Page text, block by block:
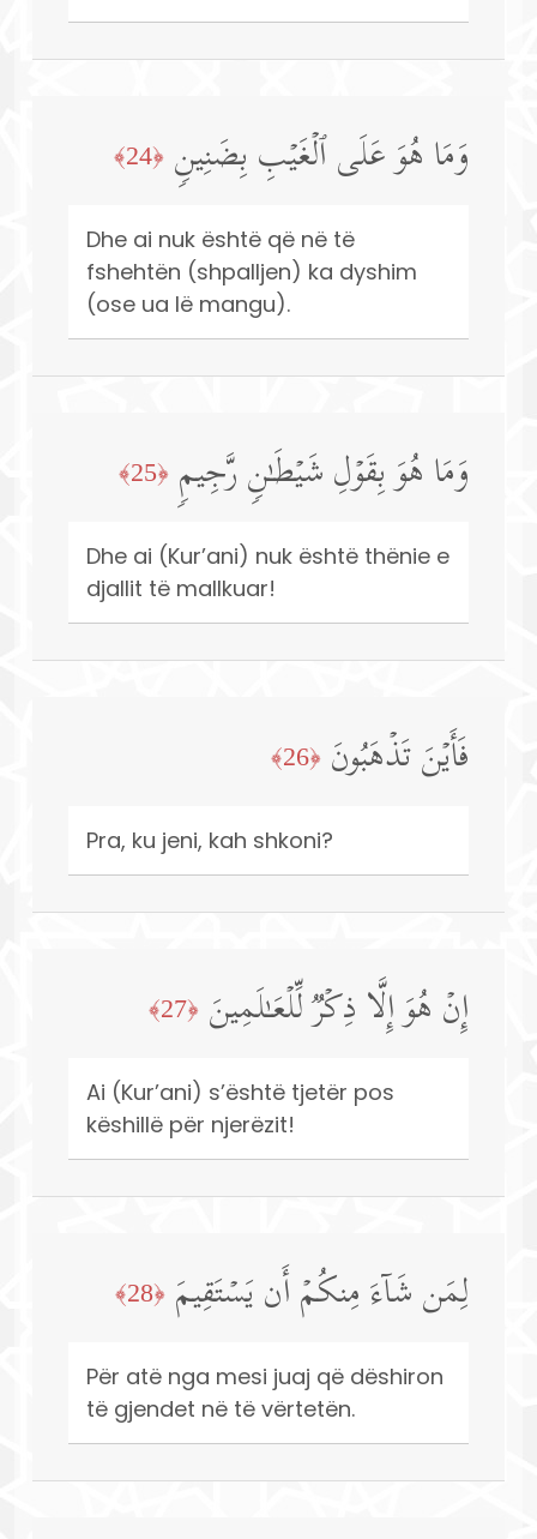
وَمَا هُوَ عَلَى ٱلۡغَیۡبِ بِضَنِینࣲ ﴿24﴾
Dhe ai nuk është që në të
fshehtën (shpalljen) ka dyshim
(ose ua lë mangu).
وَمَا هُوَ بِقَوۡلِ شَیۡطَـٰنࣲ رَّجِیمࣲ ﴿25﴾
Dhe ai (Kur’ani) nuk është thënie e
djallit të mallkuar!
فَأَیۡنَ تَذۡهَبُونَ ﴿26﴾
Pra, ku jeni, kah shkoni?
إِنۡ هُوَ إِلَّا ذِكۡرࣱ لِّلۡعَـٰلَمِینَ ﴿27﴾
Ai (Kur’ani) s’është tjetër pos
këshillë për njerëzit!
لِمَن شَاۤءَ مِنكُمۡ أَن یَسۡتَقِیمَ ﴿28﴾
Për atë nga mesi juaj që dëshiron
të gjendet në të vërtetën.